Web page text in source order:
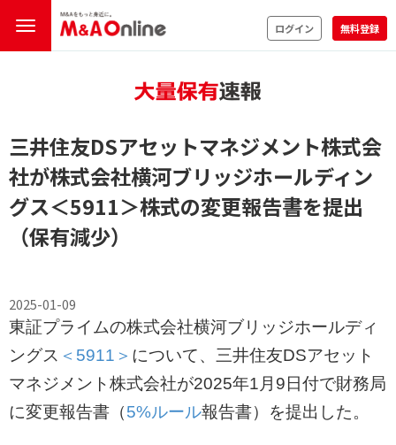
ログイン 無料登録
三井住友DSアセットマネジメント株式会
社が株式会社横河ブリッジホールディン
グス＜5911＞株式の変更報告書を提出
（保有減少）
2025-01-09
東証プライムの株式会社横河ブリッジホールディ
ングス ＜5911＞ について、三井住友DSアセット
マネジメント株式会社が2025年1月9日付で財務局
に変更報告書（5%ルール報告書）を提出した。